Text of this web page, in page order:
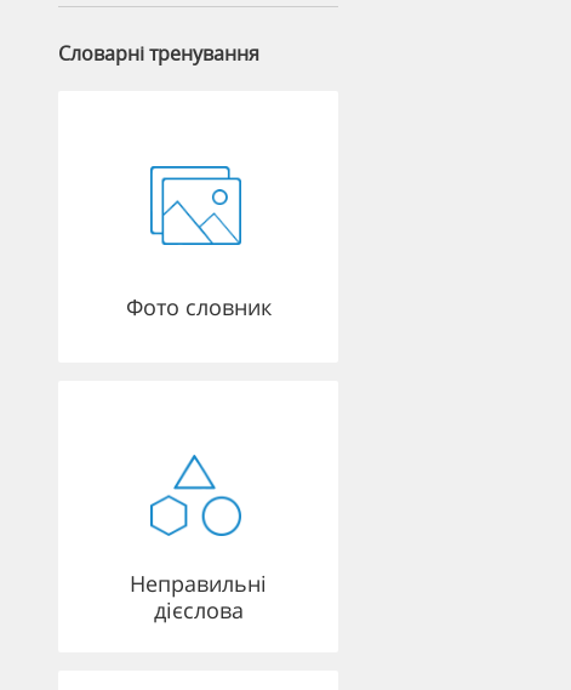
Словарні тренування
Фото словник
Неправильні
дієслова